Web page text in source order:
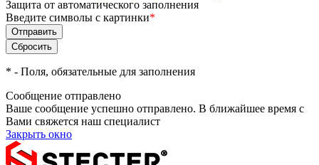
Защита от автоматического заполнения
Введите символы с картинки*
* - Поля, обязательные для заполнения
Сообщение отправлено
Ваше сообщение успешно отправлено. В ближайшее время с
Вами свяжется наш специалист
Закрыть окно